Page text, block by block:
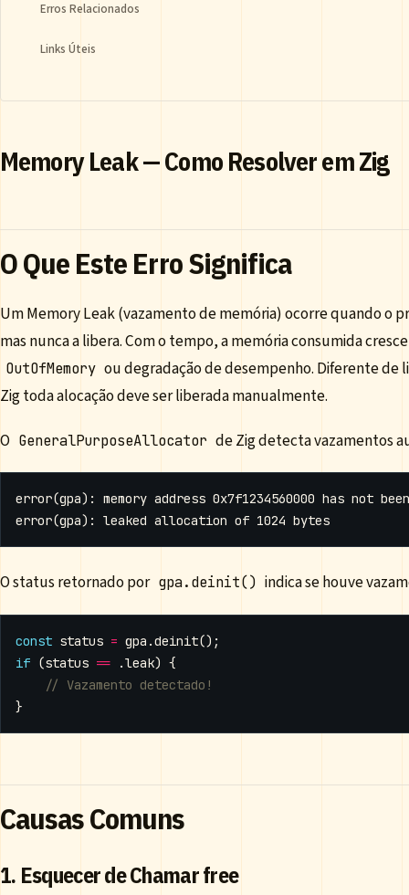
Erros Relacionados
Links Úteis
Memory Leak — Como Resolver em Zig
O Que Este Erro Significa
Um Memory Leak (vazamento de memória) ocorre quando o
mas nunca a libera. Com o tempo, a memória consumida
OutOfMemory ou degradação de desempenho. Diferente
Zig toda alocação deve ser liberada manualmente.
O GeneralPurposeAllocator de Zig detecta vazamentos
O status retornado por gpa.deinit() indica se houve
const status = gpa .deinit();
if (status == .leak) {
}
Causas Comuns
1. Esquecer de Chamar free